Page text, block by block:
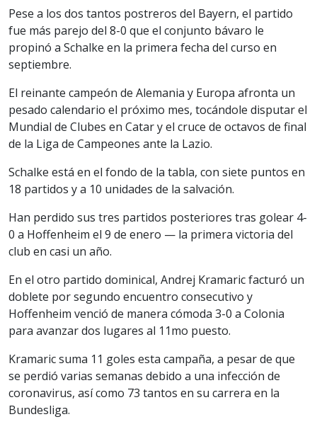
Pese a los dos tantos postreros del Bayern, el partido
fue más parejo del 8-0 que el conjunto bávaro le
propinó a Schalke en la primera fecha del curso en
septiembre.
El reinante campeón de Alemania y Europa afronta un
pesado calendario el próximo mes, tocándole disputar el
Mundial de Clubes en Catar y el cruce de octavos de final
de la Liga de Campeones ante la Lazio.
Schalke está en el fondo de la tabla, con siete puntos en
18 partidos y a 10 unidades de la salvación.
Han perdido sus tres partidos posteriores tras golear 4-
0 a Hoffenheim el 9 de enero — la primera victoria del
club en casi un año.
En el otro partido dominical, Andrej Kramaric facturó un
doblete por segundo encuentro consecutivo y
Hoffenheim venció de manera cómoda 3-0 a Colonia
para avanzar dos lugares al 11mo puesto.
Kramaric suma 11 goles esta campaña, a pesar de que
se perdió varias semanas debido a una infección de
coronavirus, así como 73 tantos en su carrera en la
Bundesliga.